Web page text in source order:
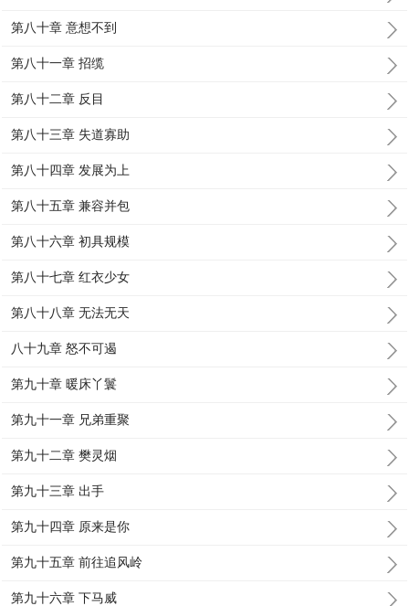
第八十章 意想不到
第八十一章 招缆
第八十二章 反目
第八十三章 失道寡助
第八十四章 发展为上
第八十五章 兼容并包
第八十六章 初具规模
第八十七章 红衣少女
第八十八章 无法无天
八十九章 怒不可遏
第九十章 暖床丫鬟
第九十一章 兄弟重聚
第九十二章 樊灵烟
第九十三章 出手
第九十四章 原来是你
第九十五章 前往追风岭
第九十六章 下马威